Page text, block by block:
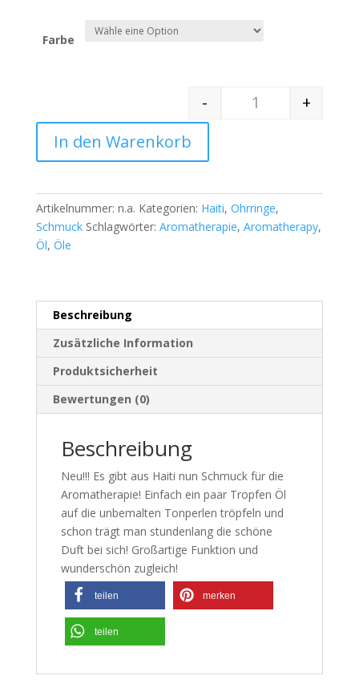
Farbe
Quantity
-
+
In den Warenkorb
Artikelnummer: n.a. Kategorien: Haiti, Ohrringe,
Schmuck Schlagwörter: Aromatherapie, Aromatherapy,
Öl, Öle
Beschreibung
Zusätzliche Information
Produktsicherheit
Bewertungen (0)
Beschreibung
Neu!!! Es gibt aus Haiti nun Schmuck für die
Aromatherapie! Einfach ein paar Tropfen Öl
auf die unbemalten Tonperlen tröpfeln und
schon trägt man stundenlang die schöne
Duft bei sich! Großartige Funktion und
wunderschön zugleich!
teilen merken
teilen